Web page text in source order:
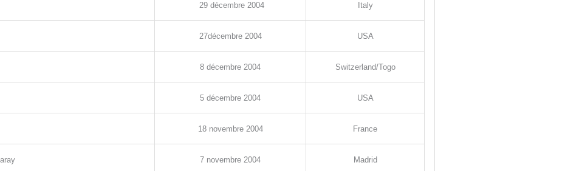
29décembre2004 Italy
27décembre2004 USA
8 décembre 2004 Switzerland/Togo
5 décembre 2004 USA
18novembre2004 France
7 novembre 2004 Madrid